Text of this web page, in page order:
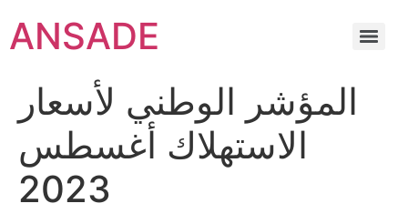
ANSADE
المؤشر الوطني لأسعار
الاستهلاك أغسطس
2023